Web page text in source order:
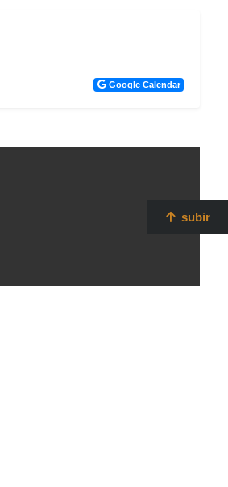
Google Calendar
subir